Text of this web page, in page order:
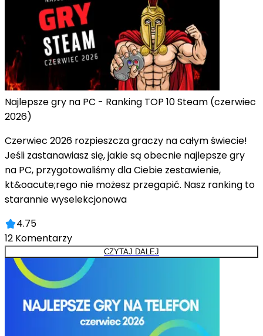
Najlepsze gry na PC - Ranking TOP 10 Steam (czerwiec
2026)
Czerwiec 2026 rozpieszcza graczy na całym świecie!
Jeśli zastanawiasz się, jakie są obecnie najlepsze gry
na PC, przygotowaliśmy dla Ciebie zestawienie,
kt&oacute;rego nie możesz przegapić. Nasz ranking to
starannie wyselekcjonowa
4.75
12 Komentarzy
CZYTAJ DALEJ